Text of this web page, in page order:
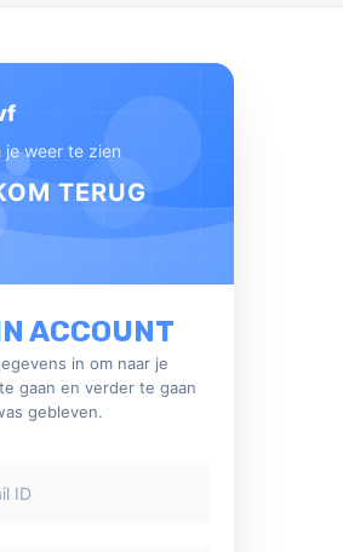
je weer te zien
TERUG
ACCOUNT
in om naar je
gaan en verder te gaan
gebleven.